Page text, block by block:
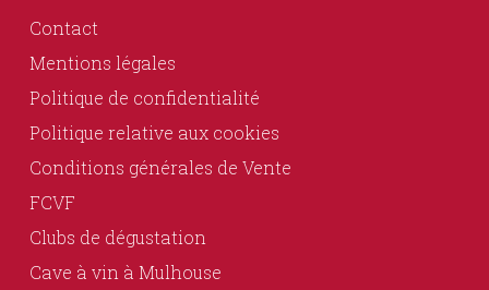
Contact
Mentions légales
Politique de confidentialité
Politique relative aux cookies
Conditions générales de Vente
FCVF
Clubs de dégustation
Cave à vin à Mulhouse